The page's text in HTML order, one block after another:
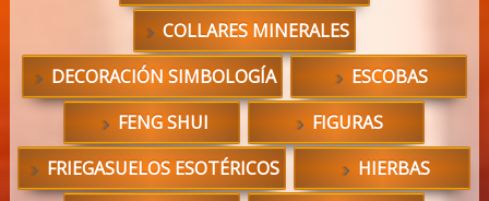
COLLARES MINERALES
DECORACIÓN SIMBOLOGÍA
ESCOBAS
FENG SHUI
FIGURAS
FRIEGASUELOS ESOTÉRICOS
HIERBAS